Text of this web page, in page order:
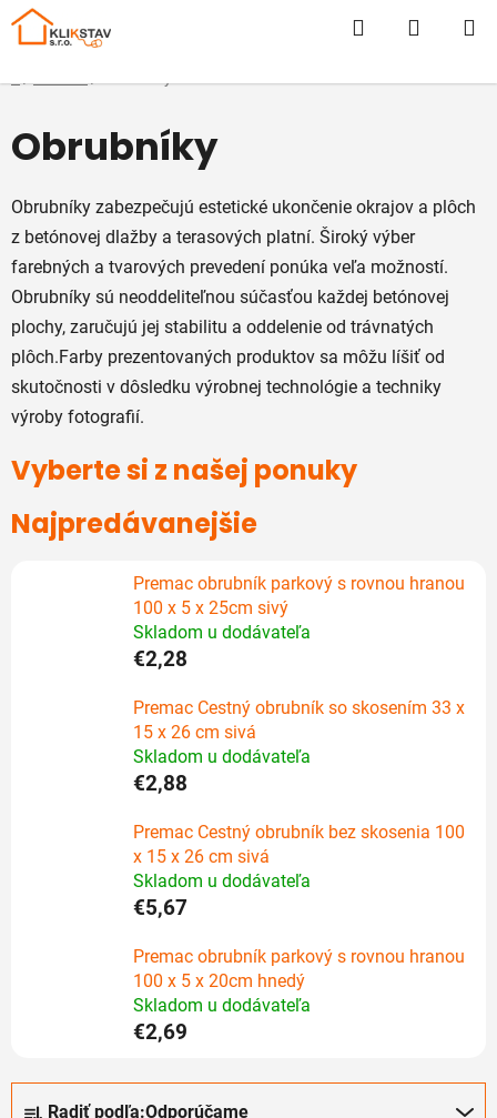
Prejsť
Hľadať
Obrubníky
Obrubníky zabezpečujú estetické ukončenie okrajov a plôch
z betónovej dlažby a terasových platní. Široký výber
farebných a tvarových prevedení ponúka veľa možností.
Obrubníky sú neoddeliteľnou súčasťou každej betónovej
plochy, zaručujú jej stabilitu a oddelenie od trávnatých
plôch.Farby prezentovaných produktov sa môžu líšiť od
skutočnosti v dôsledku výrobnej technológie a techniky
výroby fotografií.
Vyberte si z našej ponuky
Najpredávanejšie
Premac obrubník parkový s rovnou hranou
100 x 5 x 25cm sivý
Skladom u dodávateľa
€2,28
Premac Cestný obrubník so skosením 33 x
15 x 26 cm sivá
Skladom u dodávateľa
€2,88
Premac Cestný obrubník bez skosenia 100
x 15 x 26 cm sivá
Skladom u dodávateľa
€5,67
Premac obrubník parkový s rovnou hranou
100 x 5 x 20cm hnedý
Skladom u dodávateľa
€2,69
R Radiť podľa:Odporúčame